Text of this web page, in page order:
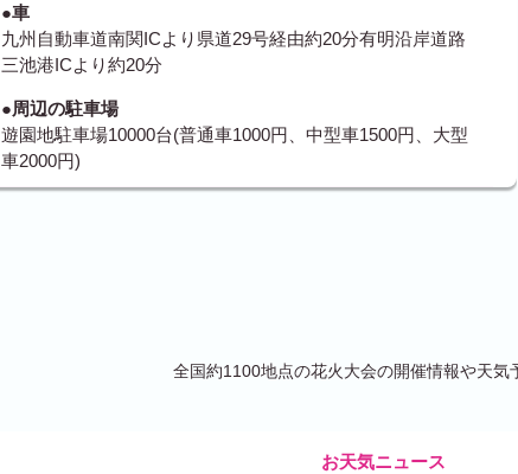
●車
九州自動車道南関ICより県道29号経由約20分有明沿岸道路
三池港ICより約20分
●周辺の駐車場
遊園地駐車場10000台(普通車1000円、中型車1500円、大型
車2000円)
全国約1100地点の花火大会の開催情報や天気
お天気ニュース